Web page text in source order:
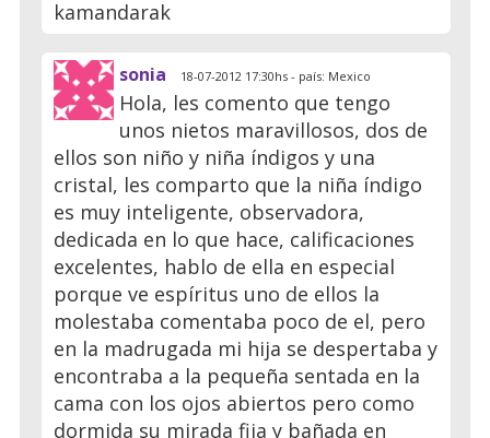
kamandarak
sonia 18-07-2012 17:30hs - país: Mexico
Hola, les comento que tengo
unos nietos maravillosos, dos de
ellos son niño y niña índigos y una
cristal, les comparto que la niña índigo
es muy inteligente, observadora,
dedicada en lo que hace, calificaciones
excelentes, hablo de ella en especial
porque ve espíritus uno de ellos la
molestaba comentaba poco de el, pero
en la madrugada mi hija se despertaba y
encontraba a la pequeña sentada en la
cama con los ojos abiertos pero como
dormida su mirada fija y bañada en